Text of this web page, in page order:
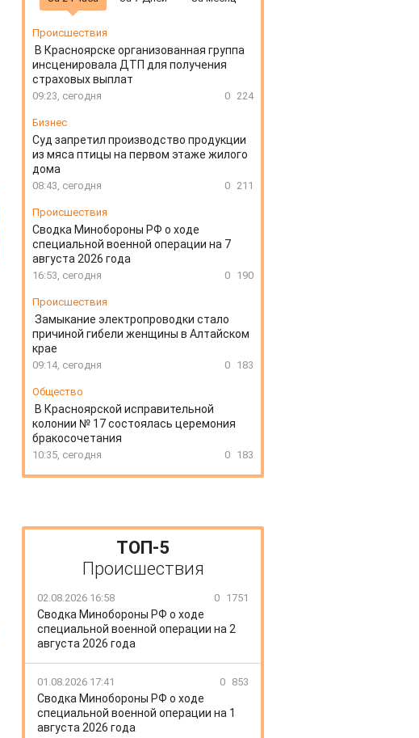
Происшествия
В Красноярске организованная группа
инсценировала ДТП для получения
страховых выплат
09:23, сегодня 0 224
Бизнес
Суд запретил производство продукции
из мяса птицы на первом этаже жилого
дома
08:43, сегодня 0 211
Происшествия
Сводка Минобороны РФ о ходе
специальной военной операции на 7
августа 2026 года
16:53, сегодня 0 190
Происшествия
Замыкание электропроводки стало
причиной гибели женщины в Алтайском
крае
09:14, сегодня 0 183
Общество
В Красноярской исправительной
колонии № 17 состоялась церемония
бракосочетания
10:35, сегодня 0 183
ТОП-5
Происшествия
02.08.2026 16:58 0 1751
Сводка Минобороны РФ о ходе
специальной военной операции на 2
августа 2026 года
01.08.2026 17:41 0 853
Сводка Минобороны РФ о ходе
специальной военной операции на 1
августа 2026 года